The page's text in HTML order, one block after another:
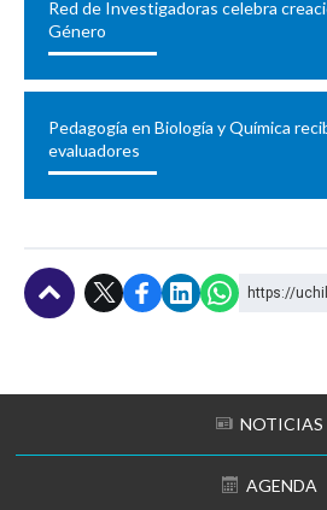
Red de Investigadoras celebra
Género
Pedagogía en Biología y Química
evaluadores
https://
NOTICIAS
AGENDA